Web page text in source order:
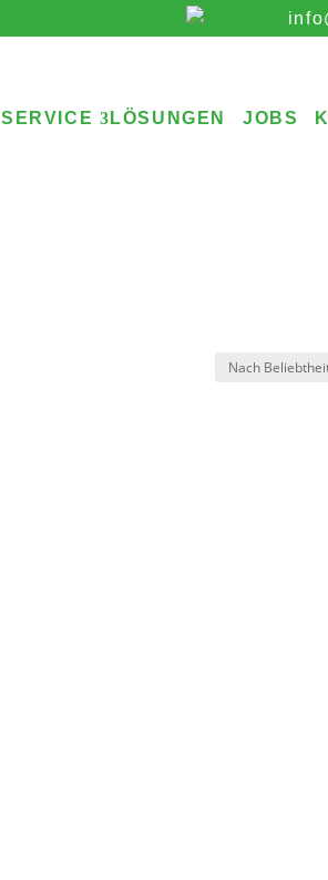
SERVICE LÖSUNGEN JOBS